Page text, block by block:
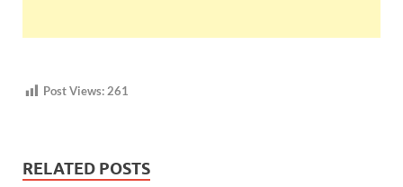
Post Views:261
RELATED POSTS